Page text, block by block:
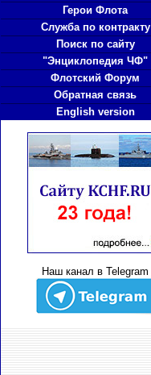
Герои Флота
Служба по контракту
Поиск по сайту
"Энциклопедия ЧФ"
Флотский Форум
Обратная связь
English version
Наш канал в Telegram